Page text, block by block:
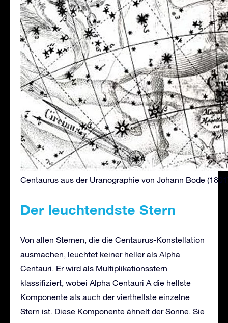
Centaurus aus der Uranographie von Johann Bode
Der leuchtendste Stern
Von allen Sternen, die die Centaurus-Konstellation
ausmachen, leuchtet keiner heller als Alpha
Centauri. Er wird als Multiplikationsstern
klassifiziert, wobei Alpha Centauri A die hellste
Komponente als auch der vierthellste einzelne
Stern ist. Diese Komponente ähnelt der Sonne. Sie